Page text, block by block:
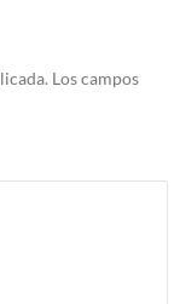
Los campos